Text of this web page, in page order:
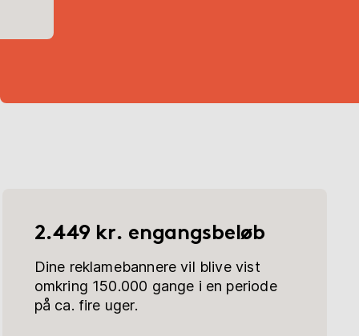
2.449 kr. engangsbeløb
Dine reklamebannere vil blive vist
omkring 150.000 gange i en periode
på ca. fire uger.